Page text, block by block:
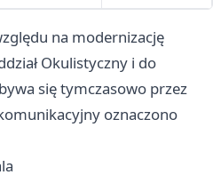
na modernizację
Okulistyczny i do
się tymczasowo przez
oznaczono